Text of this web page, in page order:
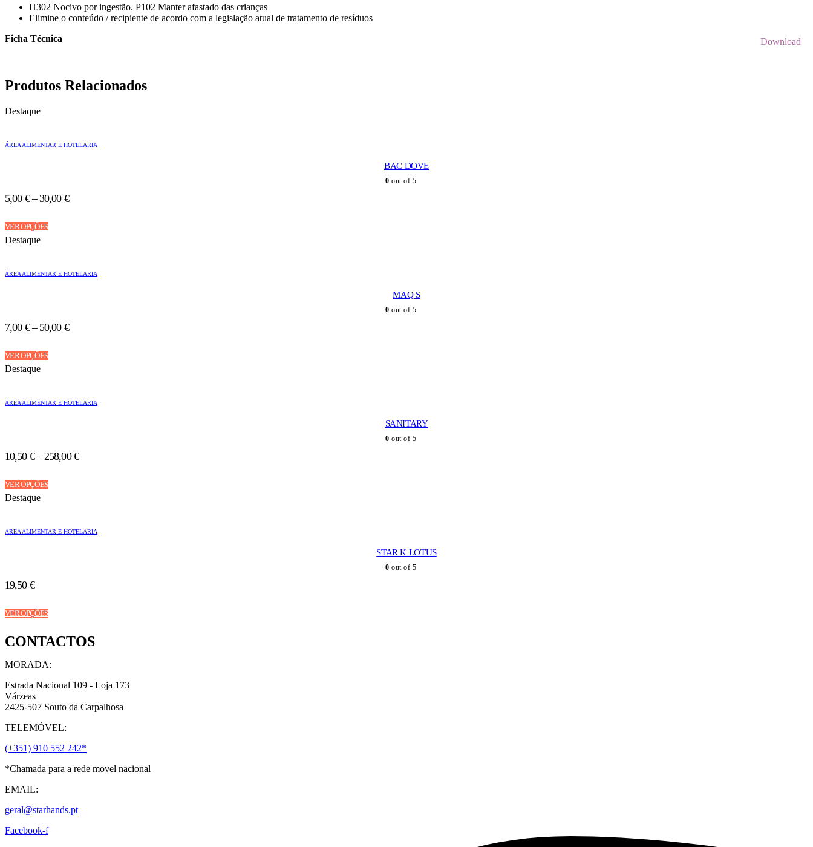
H302 Nocivo por ingestão. P102 Manter afastado das crianças
Elimine o conteúdo / recipiente de acordo com a legislação atual de tratamento de resíduos
Ficha Técnica
Download
Produtos Relacionados
Destaque
ÁREA ALIMENTAR E HOTELARIA
BAC DOVE
0 out of 5
5,00 €–30,00 €
VER OPÇÕESThis
product
The
on
product
page
Destaque
ÁREA ALIMENTAR E HOTELARIA
MAQ S
0 out of 5
7,00 €–50,00 €
VER OPÇÕESThis
product
The
on
product
page
Destaque
ÁREA ALIMENTAR E HOTELARIA
SANITARY
0 out of 5
10,50 €–258,00€
VER OPÇÕESThis
product
The
product
page
Destaque
ÁREA ALIMENTAR E HOTELARIA
STAR K LOTUS
0 out of 5
19,50 €
VER OPÇÕESThis
product
multiple
The
may
chosen
the
page
CONTACTOS
MORADA:
Estrada Nacional 109 - Loja 173
Várzeas
2425-507 Souto da Carpalhosa
TELEMÓVEL:
(+351) 910 552 242*
*Chamada para a rede movel nacional
EMAIL:
geral@starhands.pt
Facebook-f